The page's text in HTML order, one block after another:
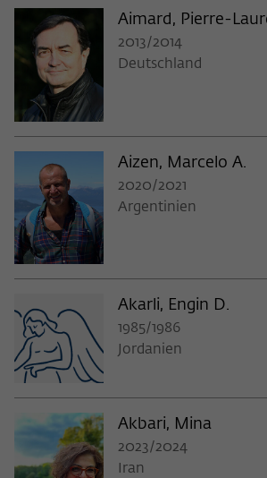
Aimard, Pierre-
2013/2014
Deutschland
Aizen, Marcelo A.
2020/2021
Argentinien
Akarli, Engin D.
1985/1986
Jordanien
Akbari, Mina
2023/2024
Iran